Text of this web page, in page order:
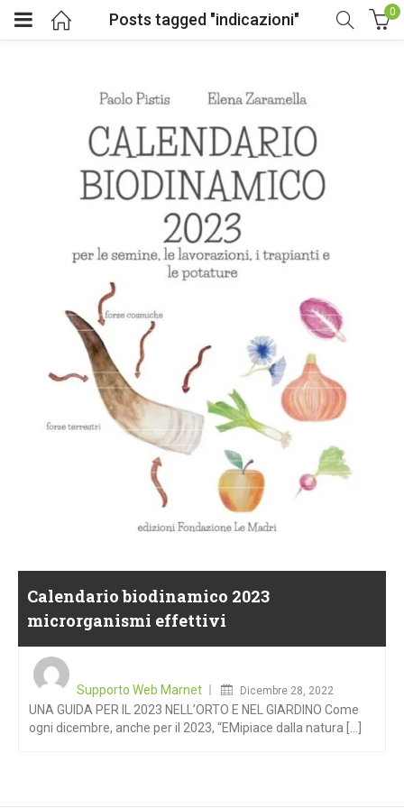
Posts tagged "indicazioni" 0
Calendario biodinamico 2023
microrganismi effettivi
Supporto Web Marnet
Dicembre 28, 2022
UNA GUIDA PER IL 2023 NELL’ORTO E NEL GIARDINO Come
ogni dicembre, anche per il 2023, “EMipiace dalla natura [...]